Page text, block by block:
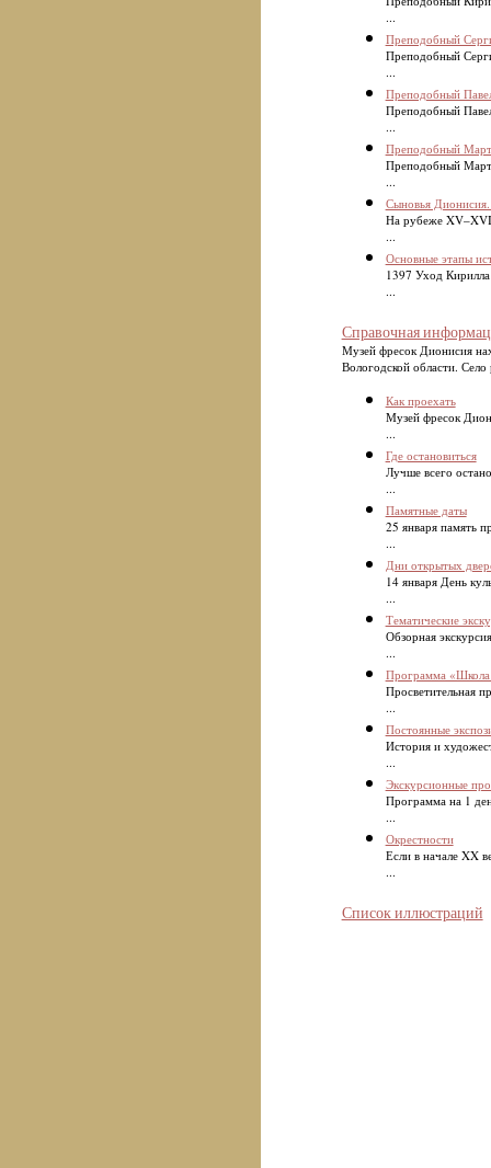
...
Преподобный
Преподобный
...
Преподобный
Преподобный
...
Преподобный
Преподобный
...
Сыновья
На рубеже XV–XVI
...
Основные этапы
1397 Уход
...
Справочная
Музей фресок Дионисия
Вологодской области.
Как проехать
Музей фресок
...
Где остановиться
Лучше всего
...
Памятные даты
25 января память
...
Дни открытых
14 января День
...
Тематические
Обзорная
...
Программа
Просветительная
...
Постоянные
История и
...
Экскурсионные
Программа на 1
...
Окрестности
Если в начале XX
...
Список иллюстраций